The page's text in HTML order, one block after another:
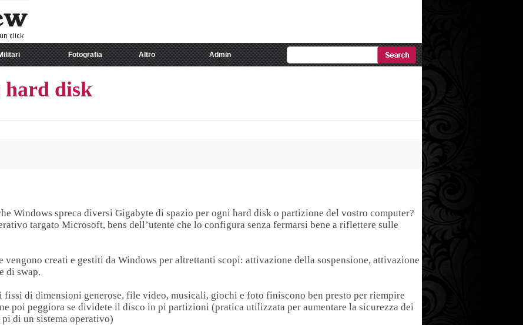
Fotografia Altro Admin
hard disk
Windows spreca diversi Gigabyte di spazio per ogni hard disk o partizione del vostro computer?
targato Microsoft, bens dell’utente che lo configura senza fermarsi bene a riflettere sulle
creati e gestiti da Windows per altrettanti scopi: attivazione della sospensione, attivazione
di swap.
fissi di dimensioni generose, file video, musicali, giochi e foto finiscono ben presto per riempire
poi peggiora se dividete il disco in pi partizioni (pratica utilizzata per aumentare la sicurezza dei
di un sistema operativo)